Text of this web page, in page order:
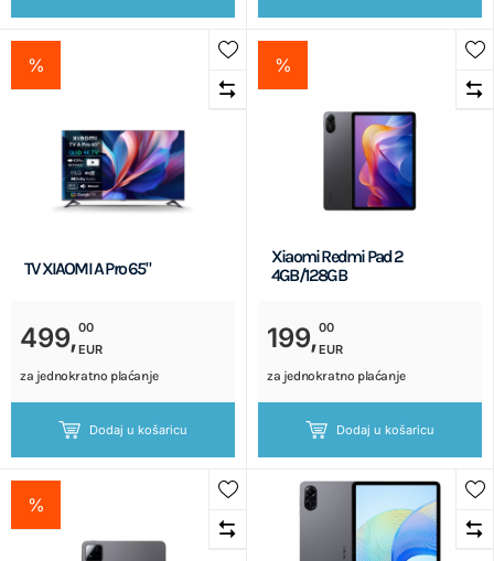
%
TV XIAOMI A Pro 65"
499,00
EUR
za jednokratno plaćanje
Dodaj u košaricu
%
Xiaomi Redmi Pad 2
4GB/128GB
199,00
EUR
za jednokratno plaćanje
Dodaj u košaricu
%